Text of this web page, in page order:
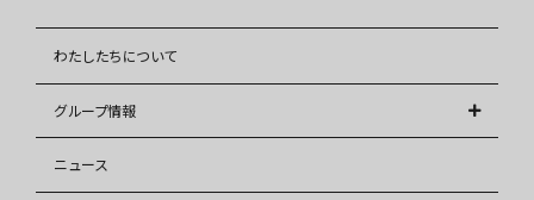
わたしたちについて
グループ情報
株式会社イズミ
ニュース